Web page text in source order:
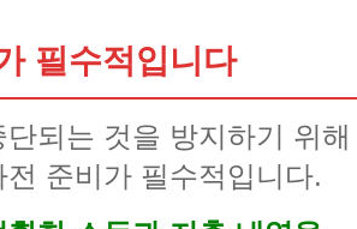
필수적입니다
되는 것을 방지하기 위해
준비가 필수적입니다.